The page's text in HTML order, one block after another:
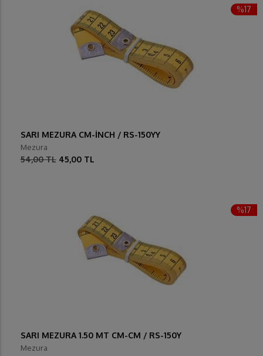
%17
SARI MEZURA CM-İNCH / RS-150YY
Mezura
54,00 TL 45,00 TL
%17
SARI MEZURA 1.50 MT CM-CM / RS-150Y
Mezura